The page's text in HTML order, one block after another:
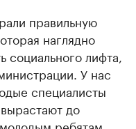
правильную
наглядно
социального лифта,
У нас
специалисты
до